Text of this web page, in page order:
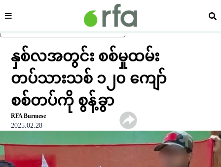
ပင်မအကြောင်းအရာသို့ ကျော်ရန်
ကဏ္ဍ ရှာ
နှစ်လအတွင်း စစ်မှုထမ်း
တပ်သားသစ် ၁၂၀ ကျော်
စစ်တပ်ကို စွန့်ခွာ
RFA Burmese
2025.02.28